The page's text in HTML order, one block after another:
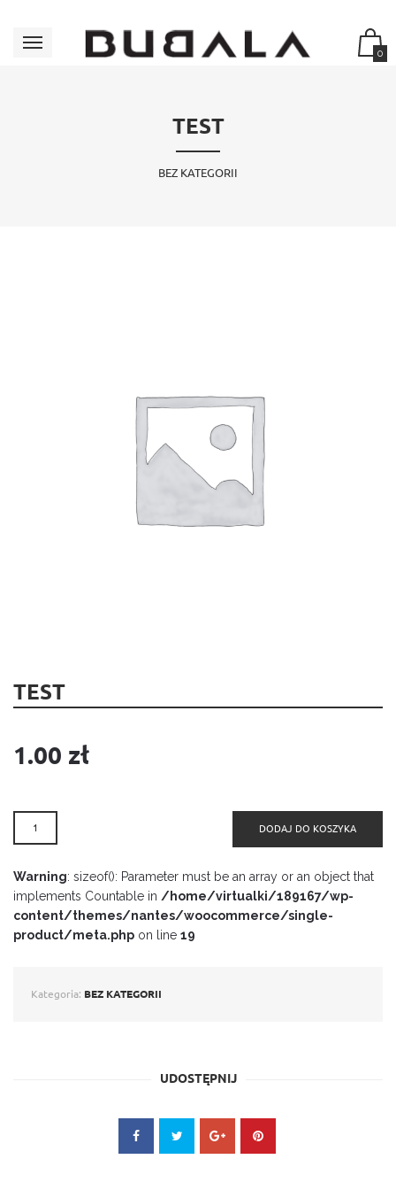
0
TEST
BEZ KATEGORII
TEST
1.00 zł
DODAJ DO KOSZYKA
Warning: sizeof(): Parameter must be an array or an object that
implements Countable in /home/virtualki/189167/wp-
content/themes/nantes/woocommerce/single-
product/meta.php on line 19
Kategoria: BEZ KATEGORII
UDOSTĘPNIJ